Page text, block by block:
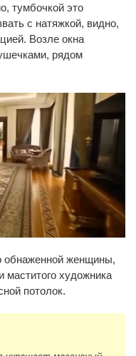
тумбочкой это
с натяжкой, видно,
Возле окна
рядом
обнаженной женщины,
маститого художника
потолок.